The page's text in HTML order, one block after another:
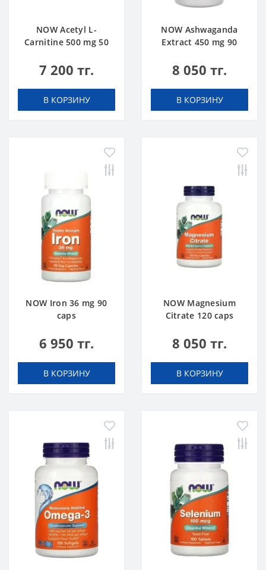
NOW Acetyl L-
Carnitine 500 mg 50
7 200 тг.
В КОРЗИНУ
NOW Ashwaganda
Extract 450 mg 90
8 050 тг.
В КОРЗИНУ
NOW Iron 36 mg 90
caps
6 950 тг.
В КОРЗИНУ
NOW Magnesium
Citrate 120 caps
8 050 тг.
В КОРЗИНУ